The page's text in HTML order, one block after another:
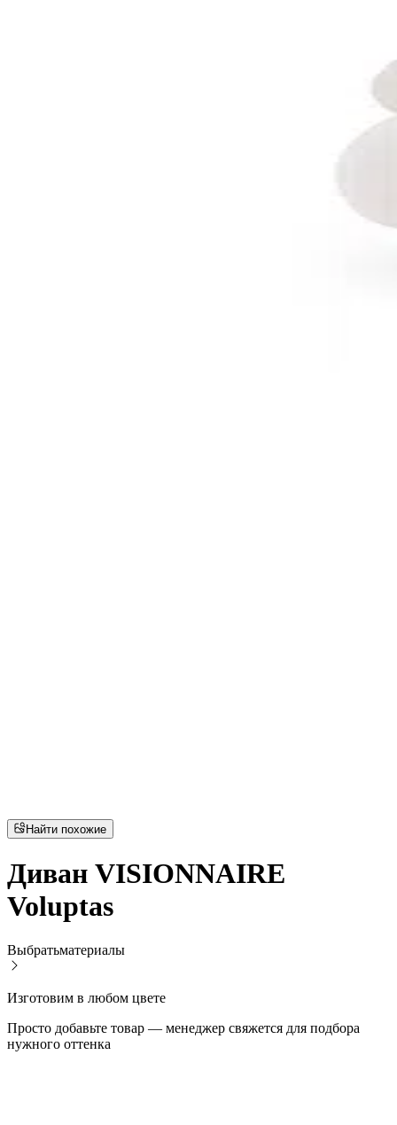
Найти похожие
Диван VISIONNAIRE
Voluptas
Выбратьматериалы
Изготовим в любом цвете
Просто добавьте товар — менеджер свяжется для подбора
нужного оттенка